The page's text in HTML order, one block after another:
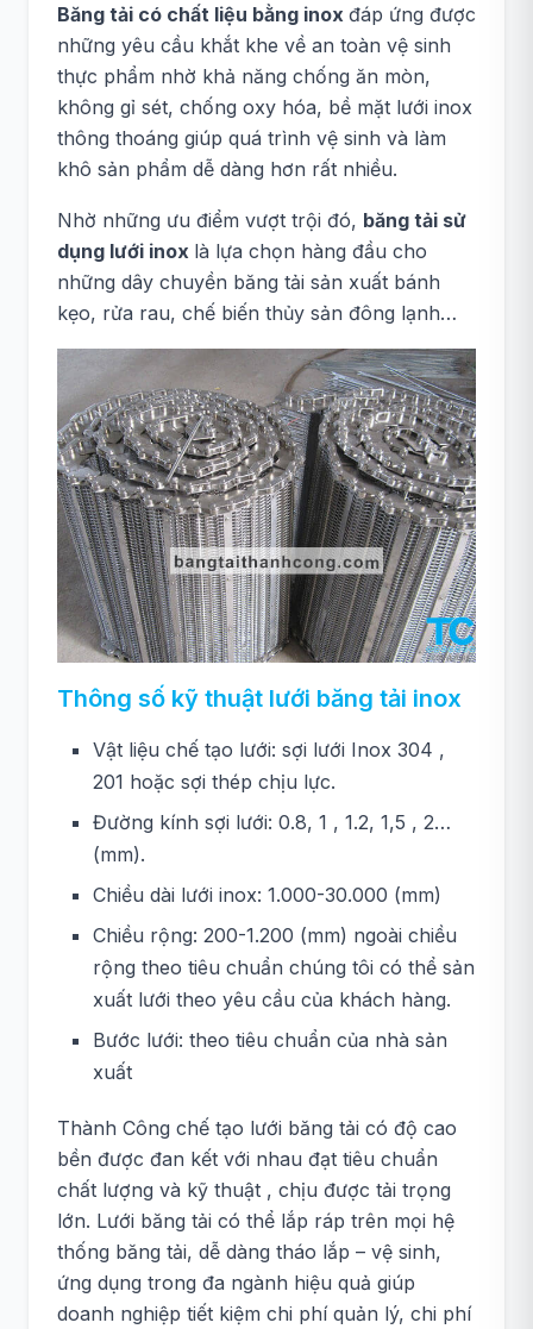
Băng tải có chất liệu bằng inox đáp ứng được
những yêu cầu khắt khe về an toàn vệ sinh
thực phẩm nhờ khả năng chống ăn mòn,
không gỉ sét, chống oxy hóa, bề mặt lưới inox
thông thoáng giúp quá trình vệ sinh và làm
khô sản phẩm dễ dàng hơn rất nhiều.
Nhờ những ưu điểm vượt trội đó, băng tải sử
dụng lưới inox là lựa chọn hàng đầu cho
những dây chuyền băng tải sản xuất bánh
kẹo, rửa rau, chế biến thủy sản đông lạnh…
Thông số kỹ thuật lưới băng tải inox
Vật liệu chế tạo lưới: sợi lưới Inox 304 ,
201 hoặc sợi thép chịu lực.
Đường kính sợi lưới: 0.8, 1 , 1.2, 1,5 , 2…
(mm).
Chiều dài lưới inox: 1.000-30.000 (mm)
Chiều rộng: 200-1.200 (mm) ngoài chiều
rộng theo tiêu chuẩn chúng tôi có thể sản
xuất lưới theo yêu cầu của khách hàng.
Bước lưới: theo tiêu chuẩn của nhà sản
xuất
Thành Công chế tạo lưới băng tải có độ cao
bền được đan kết với nhau đạt tiêu chuẩn
chất lượng và kỹ thuật , chịu được tải trọng
lớn. Lưới băng tải có thể lắp ráp trên mọi hệ
thống băng tải, dễ dàng tháo lắp – vệ sinh,
ứng dụng trong đa ngành hiệu quả giúp
doanh nghiệp tiết kiệm chi phí quản lý, chi phí